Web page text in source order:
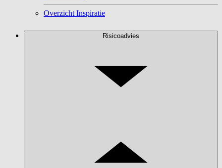
Overzicht Inspiratie
Risicoadvies